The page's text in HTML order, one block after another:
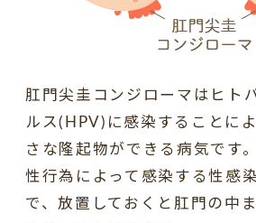
肛門尖圭コンジローマはヒト
ルス(HPV)に感染することに
さな隆起物ができる病気です。
性行為によって感染する性感
で、放置しておくと肛門の中